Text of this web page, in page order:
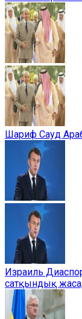
Шариф Сауд
Израиль
сатқындық